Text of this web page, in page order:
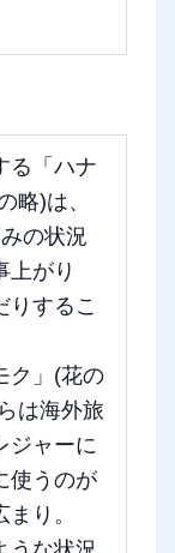
る「ハナ
略)は、
の状況
上がり
りするこ
ク」(花の
は海外旅
ジャーに
使うのが
り。